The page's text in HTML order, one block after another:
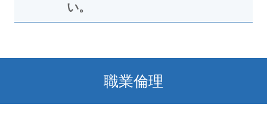
い。
職業倫理